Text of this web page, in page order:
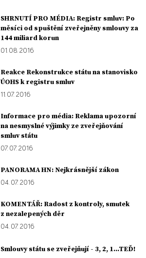
SHRNUTÍ PRO MÉDIA: Registr smluv: Po
měsíci od spuštění zveřejněny smlouvy za
144 miliard korun
01. 08. 2016
Reakce Rekonstrukce státu na stanovisko
ÚOHS k registru smluv
11. 07. 2016
Informace pro média: Reklama upozorní
na nesmyslné výjimky ze zveřejňování
smluv státu
07. 07. 2016
PANORAMA HN: Nejkrásnější zákon
04. 07. 2016
KOMENTÁŘ: Radost z kontroly, smutek
z nezalepených děr
04. 07. 2016
Smlouvy státu se zveřejňují - 3, 2, 1…TEĎ!